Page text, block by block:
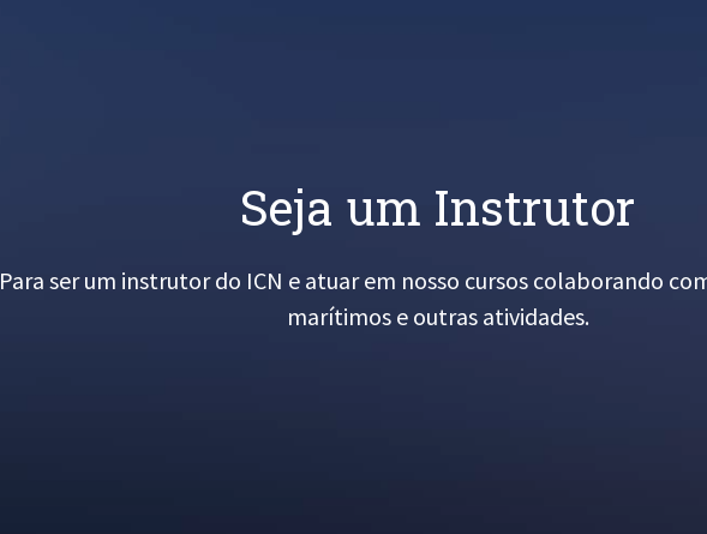
Seja um Instrutor
Para ser um instrutor do ICN e atuar em nosso cursos colaborando
marítimos e outras atividades.